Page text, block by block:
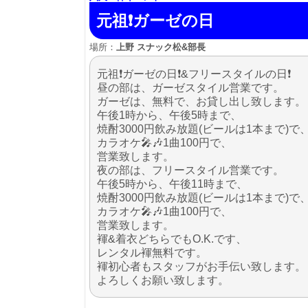
元祖❗ガーゼの日
場所： 上野 スナック松&部長
元祖❗ガーゼの日❗&フリースタイルの日❗
昼の部は、ガーゼスタイル営業です。
ガーゼは、無料で、お貸し出し致します。
午後1時から、午後5時まで、
焼酎3000円飲み放題(ビールは1本まで)で
カラオケ🎤🎶1曲100円で、
営業致します。
夜の部は、フリースタイル営業です。
午後5時から、午後11時まで、
焼酎3000円飲み放題(ビールは1本まで)で
カラオケ🎤🎶1曲100円で、
営業致します。
褌&着衣どちらでもO.K.です、
レンタル褌無料です。
褌初心者もスタッフがお手伝い致します。
よろしくお願い致します。